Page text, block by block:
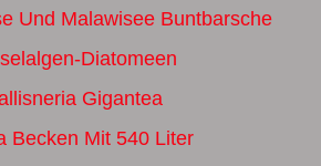
Und Malawisee Buntbarsche
Diatomeen
Gigantea
Becken Mit 540 Liter